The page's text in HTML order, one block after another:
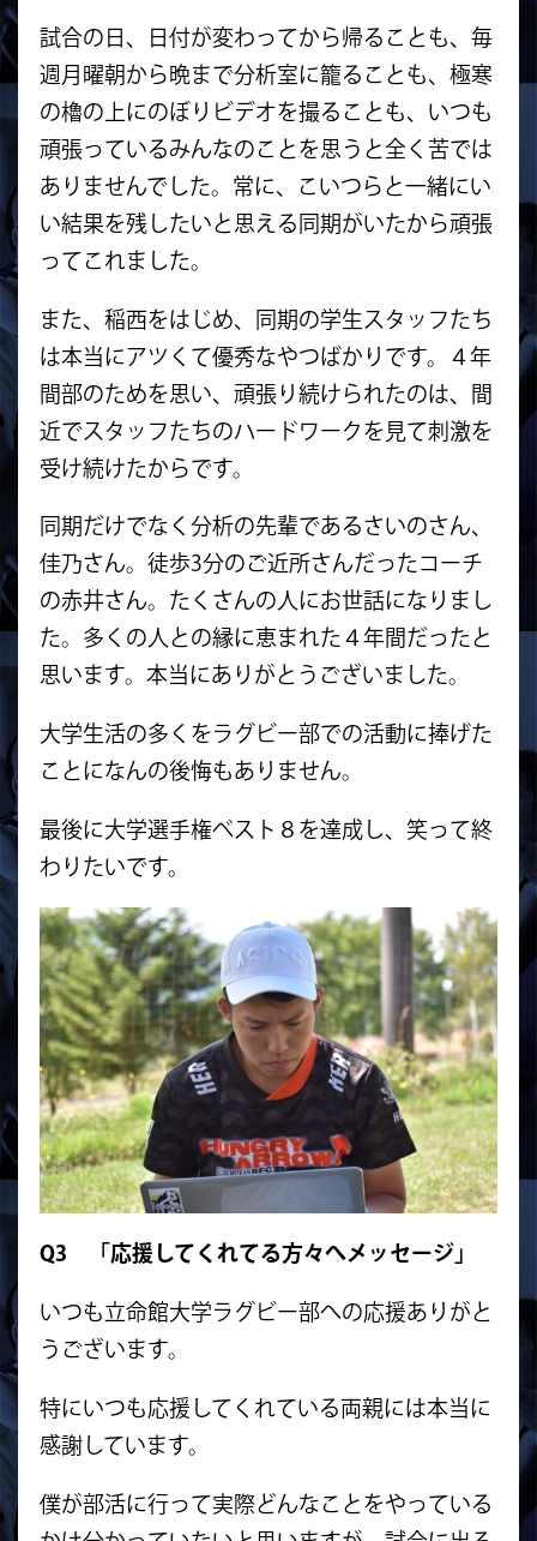
試合の日、日付が変わってから帰ることも、毎
週月曜朝から晩まで分析室に籠ることも、極寒
の櫓の上にのぼりビデオを撮ることも、いつも
頑張っているみんなのことを思うと全く苦では
ありませんでした。常に、こいつらと一緒にい
い結果を残したいと思える同期がいたから頑張
ってこれました。
また、稲西をはじめ、同期の学生スタッフたち
は本当にアツくて優秀なやつばかりです。４年
間部のためを思い、頑張り続けられたのは、間
近でスタッフたちのハードワークを見て刺激を
受け続けたからです。
同期だけでなく分析の先輩であるさいのさん、
佳乃さん。徒歩3分のご近所さんだったコーチ
の赤井さん。たくさんの人にお世話になりまし
た。多くの人との縁に恵まれた４年間だったと
思います。本当にありがとうございました。
大学生活の多くをラグビー部での活動に捧げた
ことになんの後悔もありません。
最後に大学選手権ベスト８を達成し、笑って終
わりたいです。
Q3 「応援してくれてる方々へメッセージ」
いつも立命館大学ラグビー部への応援ありがと
うございます。
特にいつも応援してくれている両親には本当に
感謝しています。
僕が部活に行って実際どんなことをやっている